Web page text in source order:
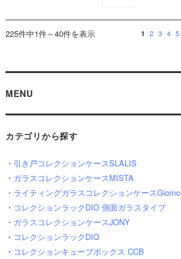
225件中1件～40件を表示 1 2 3 4 5
MENU
カテゴリから探す
・ 引き戸コレクションケースSLALIS
・ ガラスコレクションケースMISTA
・ ライティングガラスコレクションケースGiorno
・ コレクションラックDIO 側面ガラスタイプ
・ ガラスコレクションケースJONY
・ コレクションラックDIO
・ コレクションキューブボックス CCB